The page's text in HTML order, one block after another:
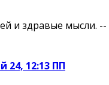
и здравые мысли.
24, 12:13 ПП